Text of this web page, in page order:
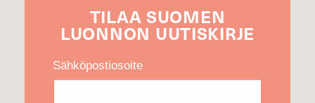
TILAA SUOMEN
LUONNON UUTIS­KIRJE
Sähköpostiosoite